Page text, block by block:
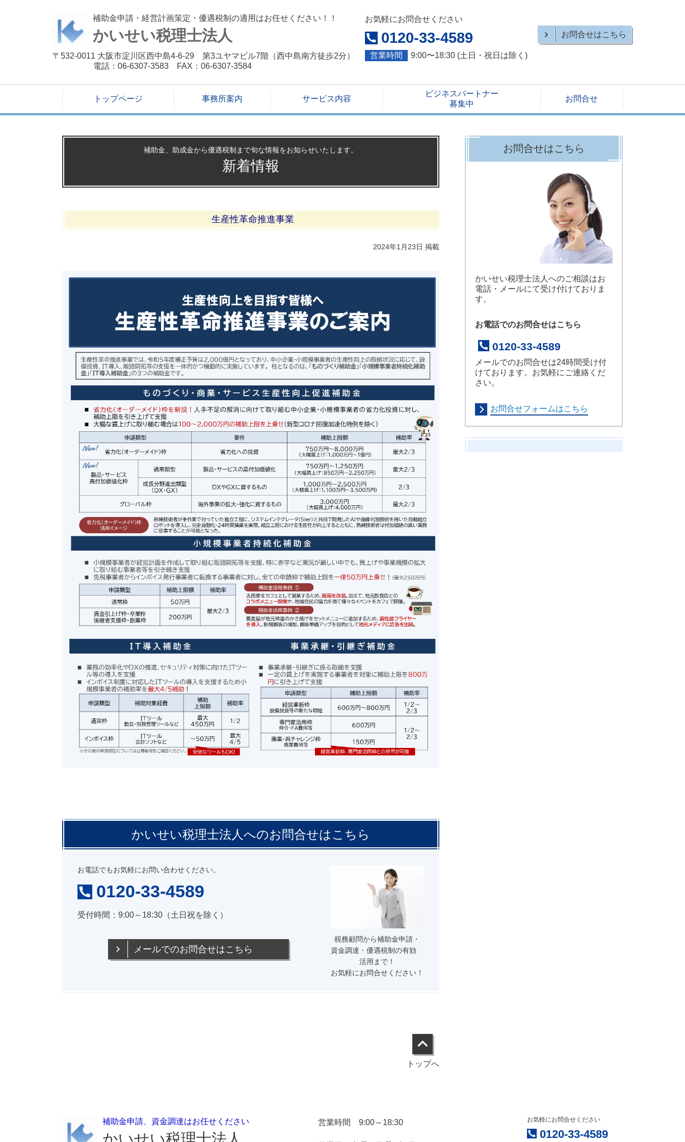
補助金申請・経営計画策定・優遇税制の適用はお任せください！！
かいせい税理士法人
〒532-0011 大阪市淀川区西中島4-6-29 第3ユヤマビル7階（西中島南方徒歩2分）
電話：06-6307-3583 FAX：06-6307-3584
お気軽にお問合せください
0120-33-4589
営業時間 9:00〜18:30 (土日・祝日は除く)
お問合せはこちら
トップページ 事務所案内 サービス内容
ビジネスパートナー
募集中
お問合せ
補助金、助成金から優遇税制まで旬な情報をお知らせいたします。
新着情報
生産性革命推進事業
2024年1 月23日 掲載
かいせい税理士法人へのお問合せはこちら
税務顧問から補助金申請・
資金調達・優遇税制の有効
活用まで！
お気軽にお問合せください！
お電話でもお気軽にお問い合わせください。
0120-33-4589
受付時間：9:00～18:30（土日祝を除く）
メールでのお問合せはこちら
トップへ
お問合せはこちら
かいせい税理士法人へのご相談はお
電話・メールにて受け付けておりま
す。
お電話でのお問合せはこちら
0120-33-4589
メールでのお問合せは24時間受け付
けております。お気軽にご連絡くだ
さい。
お問合せフォームはこちら
補助金申請、資金調達はお任せください 営業時間 9:00～18:30 お気軽にお問合せください
0120-33-4589